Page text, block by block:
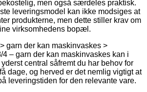
men også særdeles praktisk.
leveringsmodel kan ikke modsiges at
produkterne, men dette stiller krav om
virksomhedens bopæl.
garn der kan maskinvaskes >
4 – garn der kan maskinvaskes kan i
central såfremt du har behov for
dage, og herved er det nemlig vigtigt at
leveringstiden for den relevante vare.